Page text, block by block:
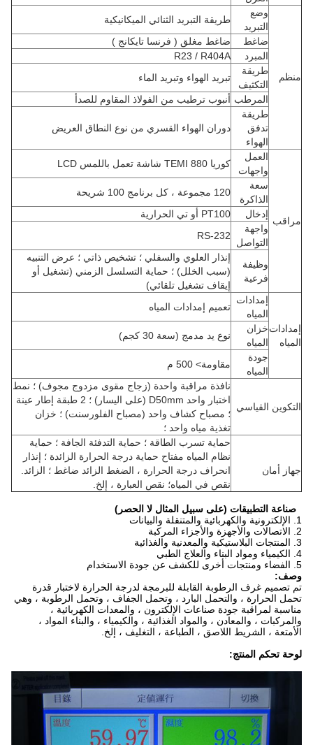
منظم
وضع
التبريد
طريقة التبريد الثنائي الميكانيكية
ضاغط
ضاغط مغلق ( فرنسا تايكانج )
المبرد
R23 / R404A
طريقة
التكثيف
تبريد الهواء وتبريد الماء
المرطب أنبوب ترطيب من الفولاذ المقاوم للصدأ
طريقة
تدفق
الهواء
دوران الهواء القسري من نوع النطاق العريض
مراقب
العمل
واجهات
كوريا TEMI 880 شاشة تعمل باللمس LCD
سعة
الذاكرة
120 مجموعة ، كل برنامج 100 شريحة
إدخال
PT100 أو تي الحرارية
واجهة
التواصل
RS-232
وظيفة
فرعية
إنذار العلوي والسفلي ؛ تشخيص ذاتي ؛ عرض التنبيه
(سبب الخلل) ؛ حماية التسلسل الزمني (تشغيل أو
إيقاف تشغيل تلقائي)
إمدادات
المياه
إمدادات
المياه
تعميم إمدادات المياه
خزان
المياه
نوع يد مدمج (سعة 30 كجم)
جودة
المياه
مقاومة> 500 م
التكوين القياسي
نافذة مراقبة واحدة (زجاج مقوى مزدوج مجوف) ؛ نمط
اختبار واحد D50mm (على اليسار) ؛
2 طبقة إطار عينة
؛ مصباح كشاف واحد (مصباح الفلورسنت) ؛ خزان
تغذية مياه واحد ؛
جهاز أمان
حماية تسرب الطاقة ؛ حماية التدفئة الجافة ؛ حماية
نظام المياه مفتاح حماية درجة الحرارة الزائدة ؛ إنذار
انحراف درجة الحرارة ، الضغط الزائد ضاغط ؛ الزائد.
نقص في المياه؛ نقص العبارة ، إلخ.
صناعة التطبيقات (على سبيل المثال لا الحصر)
1. الإلكترونية والكهربائية والمتنقلة والبيانات
2. الاتصالات والأجهزة والأجزاء المركبة
3. المنتجات البلاستيكية والمعدنية والغذائية
4. الكيمياء ومواد البناء والعلاج الطبي
5. الفضاء ومنتجات أخرى للكشف عن جودة الاستخدام
وصف:
تم تصميم غرف الرطوبة القابلة للبرمجة لدرجة الحرارة لاختبار قدرة
تحمل الحرارة ، والتحمل البارد ، وتحمل الجفاف ، وتحمل الرطوبة ، وهي
مناسبة لمراقبة جودة صناعات الإلكترون ، والمعدات الكهربائية ،
والمركبات ، والمعادن ، والمواد الغذائية ، والكيمياء ، والبناء المواد ،
الأمتعة ، الشريط اللاصق ، الطباعة ، التغليف ، إلخ.
لوحة تحكم المنتج: